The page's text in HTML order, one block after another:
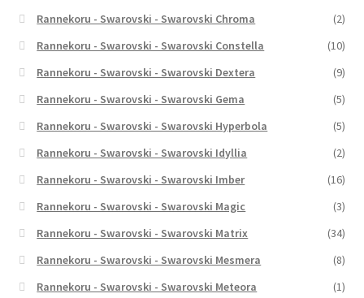
Rannekoru - Swarovski - Swarovski Chroma
(2)
Rannekoru - Swarovski - Swarovski Constella
(10)
Rannekoru - Swarovski - Swarovski Dextera
(9)
Rannekoru - Swarovski - Swarovski Gema
(5)
Rannekoru - Swarovski - Swarovski Hyperbola
(5)
Rannekoru - Swarovski - Swarovski Idyllia
(2)
Rannekoru - Swarovski - Swarovski Imber
(16)
Rannekoru - Swarovski - Swarovski Magic
(3)
Rannekoru - Swarovski - Swarovski Matrix
(34)
Rannekoru - Swarovski - Swarovski Mesmera
(8)
Rannekoru - Swarovski - Swarovski Meteora
(1)